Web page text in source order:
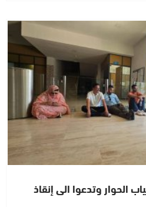
الحوار وتدعوا الى إنقاذ